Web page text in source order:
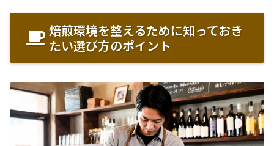
焙煎環境を整えるために知っておき
たい選び方のポイント